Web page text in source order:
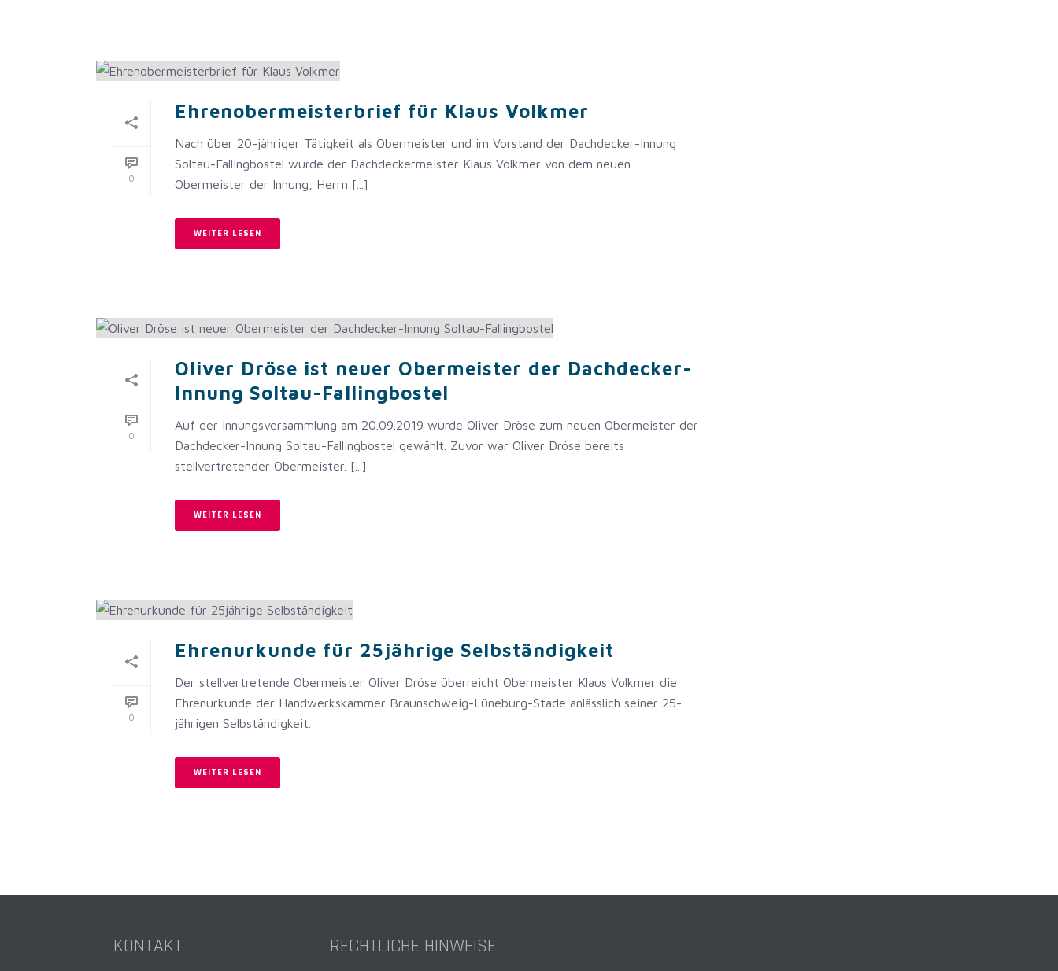
0
Ehrenobermeisterbrief für Klaus Volkmer
Nach über 20-jähriger Tätigkeit als Obermeister und im Vorstand der Dachdecker-Innung
Soltau-Fallingbostel wurde der Dachdeckermeister Klaus Volkmer von dem neuen
Obermeister der Innung, Herrn [...]
WEITER LESEN
0
Oliver Dröse ist neuer Obermeister der Dachdecker-
Innung Soltau-Fallingbostel
Auf der Innungsversammlung am 20.09.2019 wurde Oliver Dröse zum neuen Obermeister der
Dachdecker-Innung Soltau-Fallingbostel gewählt. Zuvor war Oliver Dröse bereits
stellvertretender Obermeister. [...]
WEITER LESEN
0
Ehrenurkunde für 25jährige Selbständigkeit
Der stellvertretende Obermeister Oliver Dröse überreicht Obermeister Klaus Volkmer die
Ehrenurkunde der Handwerkskammer Braunschweig-Lüneburg-Stade anlässlich seiner 25-
jährigen Selbständigkeit.
WEITER LESEN
KONTAKT RECHTLICHE HINWEISE